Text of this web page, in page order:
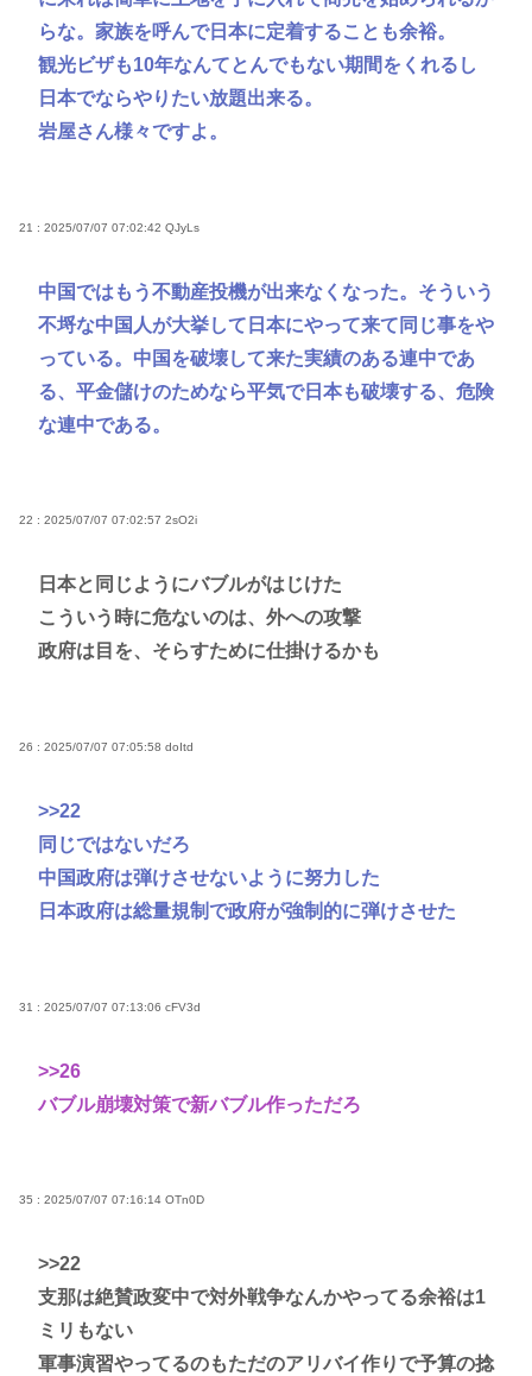
らな。家族を呼んで日本に定着することも余裕。
観光ビザも10年なんてとんでもない期間をくれるし
日本でならやりたい放題出来る。
岩屋さん様々ですよ。
21 : 2025/07/07 07:02:42 QJyLs
中国ではもう不動産投機が出来なくなった。そういう
不埒な中国人が大挙して日本にやって来て同じ事をや
っている。中国を破壊して来た実績のある連中であ
る、平金儲けのためなら平気で日本も破壊する、危険
な連中である。
22 : 2025/07/07 07:02:57 2sO2i
日本と同じようにバブルがはじけた
こういう時に危ないのは、外への攻撃
政府は目を、そらすために仕掛けるかも
26 : 2025/07/07 07:05:58 doItd
>>22
同じではないだろ
中国政府は弾けさせないように努力した
日本政府は総量規制で政府が強制的に弾けさせた
31 : 2025/07/07 07:13:06 cFV3d
>>26
バブル崩壊対策で新バブル作っただろ
35 : 2025/07/07 07:16:14 OTn0D
>>22
支那は絶賛政変中で対外戦争なんかやってる余裕は1
ミリもない
軍事演習やってるのもただのアリバイ作りで予算の捻